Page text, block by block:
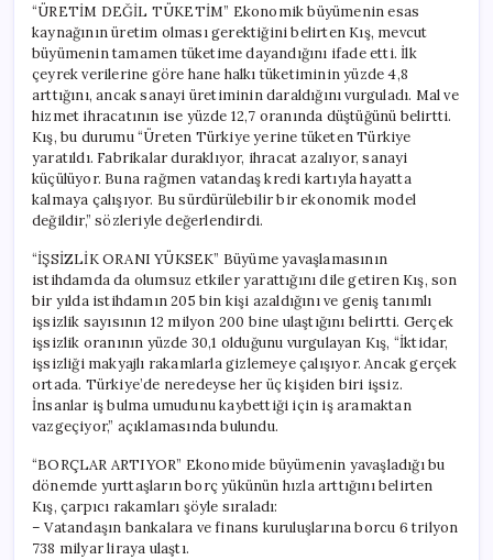
“ÜRETİM DEĞİL TÜKETİM” Ekonomik büyümenin esas
kaynağının üretim olması gerektiğini belirten Kış, mevcut
büyümenin tamamen tüketime dayandığını ifade etti. İlk
çeyrek verilerine göre hane halkı tüketiminin yüzde 4,8
arttığını, ancak sanayi üretiminin daraldığını vurguladı. Mal ve
hizmet ihracatının ise yüzde 12,7 oranında düştüğünü belirtti.
Kış, bu durumu “Üreten Türkiye yerine tüketen Türkiye
yaratıldı. Fabrikalar duraklıyor, ihracat azalıyor, sanayi
küçülüyor. Buna rağmen vatandaş kredi kartıyla hayatta
kalmaya çalışıyor. Bu sürdürülebilir bir ekonomik model
değildir,” sözleriyle değerlendirdi.
“İŞSİZLİK ORANI YÜKSEK” Büyüme yavaşlamasının
istihdamda da olumsuz etkiler yarattığını dile getiren Kış, son
bir yılda istihdamın 205 bin kişi azaldığını ve geniş tanımlı
işsizlik sayısının 12 milyon 200 bine ulaştığını belirtti. Gerçek
işsizlik oranının yüzde 30,1 olduğunu vurgulayan Kış, “İktidar,
işsizliği makyajlı rakamlarla gizlemeye çalışıyor. Ancak gerçek
ortada. Türkiye’de neredeyse her üç kişiden biri işsiz.
İnsanlar iş bulma umudunu kaybettiği için iş aramaktan
vazgeçiyor,” açıklamasında bulundu.
“BORÇLAR ARTIYOR” Ekonomide büyümenin yavaşladığı bu
dönemde yurttaşların borç yükünün hızla arttığını belirten
Kış, çarpıcı rakamları şöyle sıraladı:
– Vatandaşın bankalara ve finans kuruluşlarına borcu 6 trilyon
738 milyar liraya ulaştı.